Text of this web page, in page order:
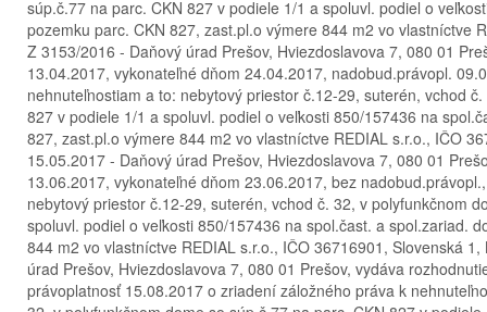
súp.č.77 na parc. CKN 827 v podiele 1/1 a spoluvl. podiel o
pozemku parc. CKN 827, zast.pl.o výmere 844 m2 vo vlastníctve
Z 3153/2016 - Daňový úrad Prešov, Hviezdoslavova 7, 080 01
13.04.2017, vykonateľné dňom 24.04.2017, nadobud.právopl.
nehnuteľnostiam a to: nebytový priestor č.12-29, suterén, vchod
827 v podiele 1/1 a spoluvl. podiel o veľkosti 850/157436 na
827, zast.pl.o výmere 844 m2 vo vlastníctve REDIAL s.r.o., IČO
15.05.2017 - Daňový úrad Prešov, Hviezdoslavova 7, 080 01
13.06.2017, vykonateľné dňom 23.06.2017, bez
nebytový priestor č.12-29, suterén, vchod č. 32, v polyfunkčnom
spoluvl. podiel o veľkosti 850/157436 na spol.čast. a spol.zariad.
844 m2 vo vlastníctve REDIAL s.r.o., IČO 36716901, Slovenská
úrad Prešov, Hviezdoslavova 7, 080 01 Prešov, vydáva
právoplatnosť 15.08.2017 o zriadení záložného práva k